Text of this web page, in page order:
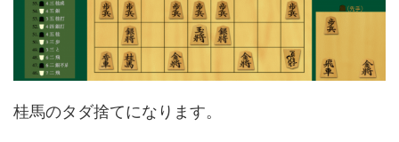
桂馬のタダ捨てになります。